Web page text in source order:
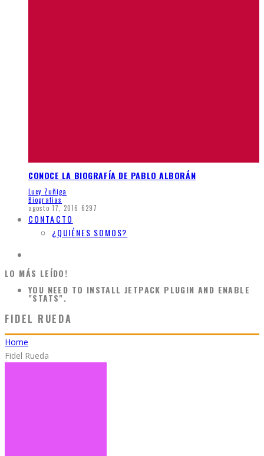
CONOCE LA BIOGRAFÍA DE PABLO ALBORÁN
Lucy Zuñiga
Biografias
agosto 17, 2016 6297
CONTACTO
¿QUIÉNES SOMOS?
LO MÁS LEÍDO!
YOU NEED TO INSTALL JETPACK PLUGIN AND ENABLE
"STATS".
FIDEL RUEDA
Home
Fidel Rueda